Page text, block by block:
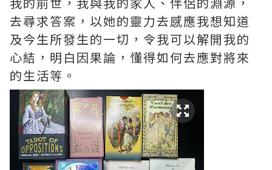
去尋求答案，以她的靈力去感應我想知道
及今生所發生的一切，令我可以解開我的
心結，明白因果論，懂得如何去應對將來
的生活等。